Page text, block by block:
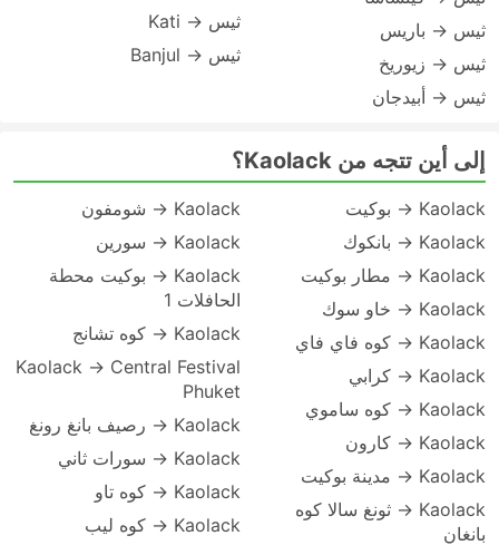
ثيس → باريس
ثيس → زيوريخ
ثيس → أبيدجان
ثيس → Kati
ثيس → Banjul
إلى أين تتجه من Kaolack؟
Kaolack → بوكيت
Kaolack → بانكوك
Kaolack → مطار بوكيت
Kaolack → خاو سوك
Kaolack → كوه فاي فاي
Kaolack → كرابي
Kaolack → كوه ساموي
Kaolack → كارون
Kaolack → مدينة بوكيت
Kaolack → ثونغ سالا كوه
بانغان
Kaolack → شومفون
Kaolack → سورين
Kaolack → بوكيت محطة
الحافلات 1
Kaolack → كوه تشانج
Kaolack → Central Festival
Phuket
Kaolack → رصيف بانغ رونغ
Kaolack → سورات ثاني
Kaolack → كوه تاو
Kaolack → كوه ليب